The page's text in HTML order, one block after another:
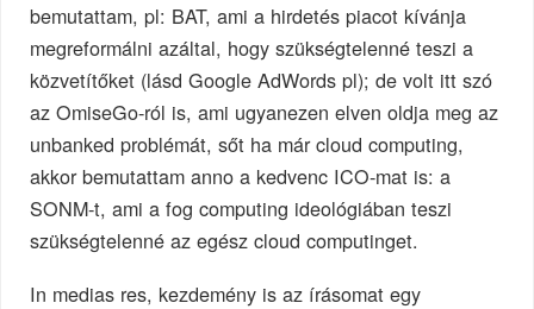
bemutattam, pl: BAT, ami a hirdetés piacot kívánja
megreformálni azáltal, hogy szükségtelenné teszi a
közvetítőket (lásd Google AdWords pl); de volt itt szó
az OmiseGo-ról is, ami ugyanezen elven oldja meg az
unbanked problémát, sőt ha már cloud computing,
akkor bemutattam anno a kedvenc ICO-mat is: a
SONM-t, ami a fog computing ideológiában teszi
szükségtelenné az egész cloud computinget.
In medias res, kezdemény is az írásomat egy